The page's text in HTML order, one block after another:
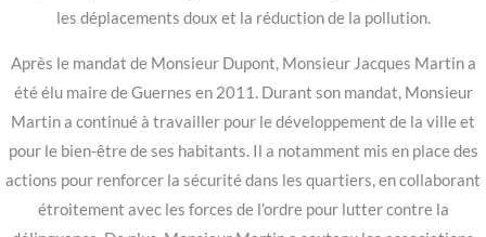
les déplacements doux et la réduction de la pollution.
Après le mandat de Monsieur Dupont, Monsieur Jacques Martin a
été élu maire de Guernes en 2011. Durant son mandat, Monsieur
Martin a continué à travailler pour le développement de la ville et
pour le bien-être de ses habitants. Il a notamment mis en place des
actions pour renforcer la sécurité dans les quartiers, en collaborant
étroitement avec les forces de l’ordre pour lutter contre la